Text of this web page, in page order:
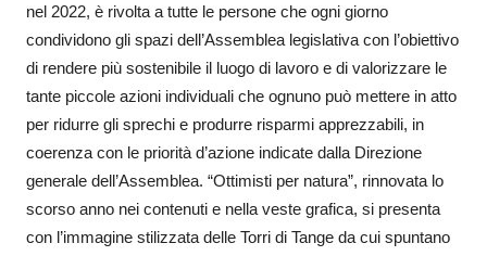
nel 2022, è rivolta a tutte le persone che ogni giorno
condividono gli spazi dell’Assemblea legislativa con l’obiettivo
di rendere più sostenibile il luogo di lavoro e di valorizzare le
tante piccole azioni individuali che ognuno può mettere in atto
per ridurre gli sprechi e produrre risparmi apprezzabili, in
coerenza con le priorità d’azione indicate dalla Direzione
generale dell’Assemblea. “Ottimisti per natura”, rinnovata lo
scorso anno nei contenuti e nella veste grafica, si presenta
con l’immagine stilizzata delle Torri di Tange da cui spuntano